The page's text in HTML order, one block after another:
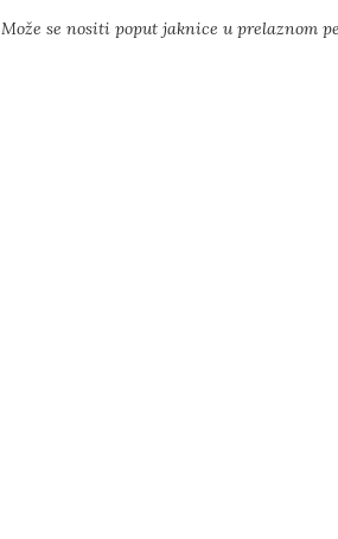
se nositi poput jaknice u prelaznom